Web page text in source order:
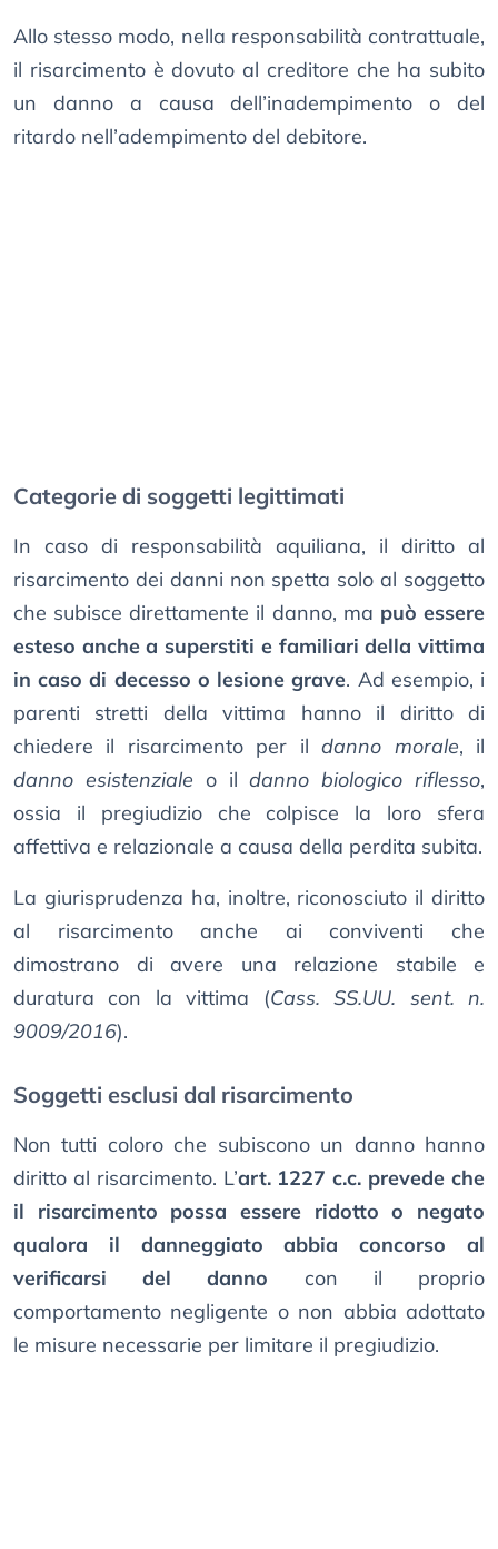
Allo stesso modo, nella responsabilità contrattuale,
il risarcimento è dovuto al creditore che ha subito
un danno a causa dell’inadempimento o del
ritardo nell’adempimento del debitore.
Categorie di soggetti legittimati
In caso di responsabilità aquiliana, il diritto al
risarcimento dei danni non spetta solo al soggetto
che subisce direttamente il danno, ma può essere
esteso anche a superstiti e familiari della vittima
in caso di decesso o lesione grave. Ad esempio, i
parenti stretti della vittima hanno il diritto di
chiedere il risarcimento per ildanno morale, il
danno esistenziale o ildanno biologico riflesso,
ossia il pregiudizio che colpisce la loro sfera
affettiva e relazionale a causa della perdita subita.
La giurisprudenza ha, inoltre, riconosciuto il diritto
al risarcimento anche ai conviventi che
dimostrano di avere una relazione stabile e
duratura con la vittima (Cass. SS.UU. sent. n.
9009/2016).
Soggetti esclusi dal risarcimento
Non tutti coloro che subiscono un danno hanno
diritto al risarcimento. L’art. 1227 c.c. prevede che
il risarcimento possa essere ridotto o negato
qualora il danneggiato abbia concorso al
verificarsi del danno con il proprio
comportamento negligente o non abbia adottato
le misure necessarie per limitare il pregiudizio.